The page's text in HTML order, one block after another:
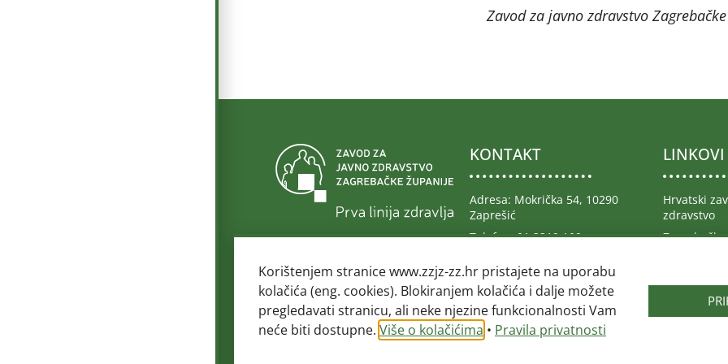
Zavod za javno zdravstvo
KONTAKT
Adresa: Mokrička 54, 10290
Zaprešić
Telefon: 01 3319 109
Email:
rh.zz-zjzz
@ofni
LINKOVI
Hrvatski
zdravstvo
Hrvatski
Korištenjem stranice www.zzjz-zz.hr pristajete na uporabu
kolačića (eng. cookies). Blokiranjem kolačića i dalje možete
pregledavati stranicu, ali neke njezine funkcionalnosti Vam
neće biti dostupne. Više o kolačićima • Pravila privatnosti